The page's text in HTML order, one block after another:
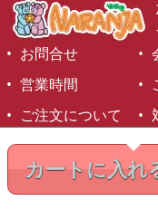
カートに入れ
お問合せ
営業時間
ご注文について
©1999-2026